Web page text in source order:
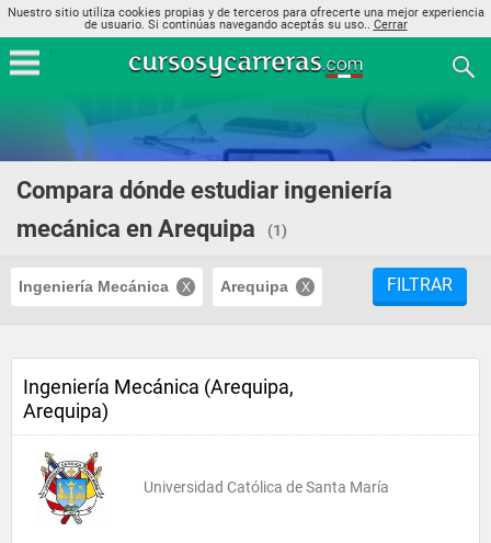
Nuestro sitio utiliza cookies propias y de terceros para ofrecerte una mejor experiencia
de usuario. Si continúas navegando aceptás su uso.. Cerrar
Compara dónde estudiar ingeniería
mecánica en Arequipa
(1)
Ingeniería Mecánica Arequipa FILTRAR
Ingeniería Mecánica (Arequipa,
Arequipa)
Universidad Católica de Santa María